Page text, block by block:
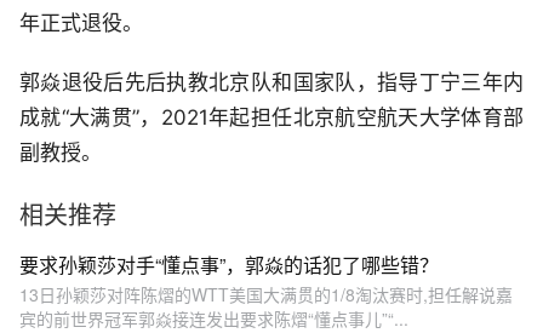
年正式退役。
郭焱退役后先后执教北京队和国家队，指导丁宁三年内
成就“大满贯”，2021年起担任北京航空航天大学体育部
副教授。
相关推荐
要求孙颖莎对手“懂点事”，郭焱的话犯了哪些错？
13日孙颖莎对阵陈熠的WTT美国大满贯的1/8淘汰赛时,担任解说嘉
宾的前世界冠军郭焱接连发出要求陈熠“懂点事儿”“...